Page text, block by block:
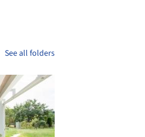
See all folders